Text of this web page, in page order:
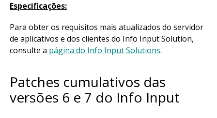
Especificações:
Para obter os requisitos mais atualizados do servidor
de aplicativos e dos clientes do Info Input Solution,
consulte a página do Info Input Solutions.
Patches cumulativos das
versões 6 e 7 do Info Input